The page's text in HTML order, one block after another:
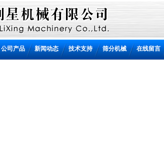
公司产品 新闻动态 技术支持 筛分机械 在线留言